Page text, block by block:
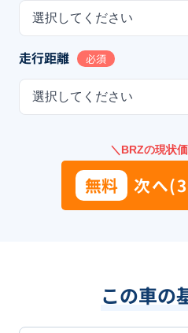
選択してください
走行距離 必須
選択してください
＼BRZの現状
無料 次へ
この車の